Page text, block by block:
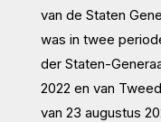
van de Staten
was in twee
der Staten-
2022 en van
van 23 augustus